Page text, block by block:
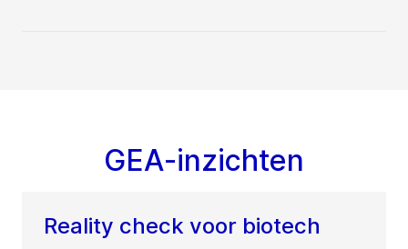
GEA-inzichten
Reality check voor biotech